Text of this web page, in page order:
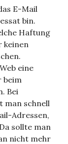
E-Mail
bin.
Haftung
keinen
eine
beim
Bei
man schnell
Adressen,
sollte man
nicht mehr